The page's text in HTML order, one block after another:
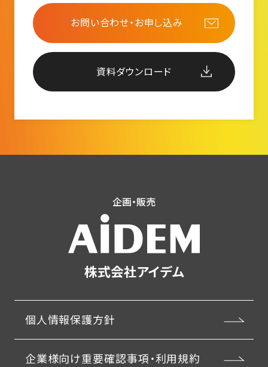
お問い合わせ・お申し込み
資料ダウンロード
企画・販売
株式会社アイデム
個人情報保護方針
企業様向け重要確認事項・利用規約